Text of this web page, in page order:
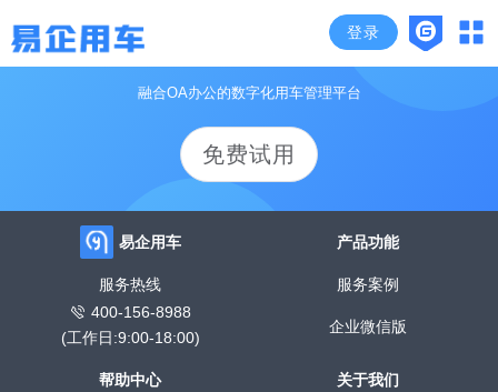
登录
颠覆传统管车模式，开启企业高效用车时代
融合OA办公的数字化用车管理平台
免费试用
易企用车
服务热线
400-156-8988
(工作日:9:00-18:00)
产品功能
服务案例
企业微信版
帮助中心 关于我们